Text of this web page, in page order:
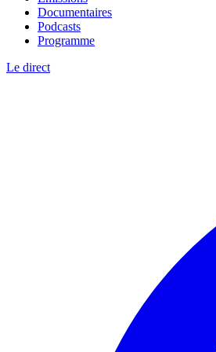
Documentaires
Podcasts
Programme
Le direct